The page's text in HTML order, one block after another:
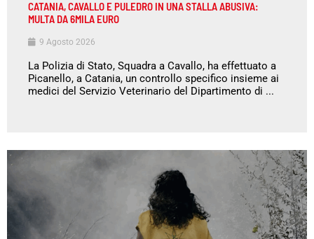
CATANIA, CAVALLO E PULEDRO IN UNA STALLA ABUSIVA:
MULTA DA 6MILA EURO
9 Agosto 2026
La Polizia di Stato, Squadra a Cavallo, ha effettuato a
Picanello, a Catania, un controllo specifico insieme ai
medici del Servizio Veterinario del Dipartimento di ...